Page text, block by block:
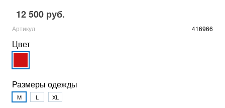
12 500 руб.
Артикул 416966
Цвет
Размеры одежды
M L XL